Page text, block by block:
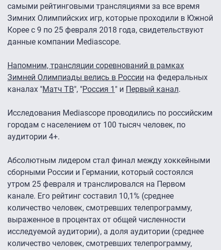
самыми рейтинговыми трансляциями за все время
Зимних Олимпийских игр, которые проходили в Южной
Корее с 9 по 25 февраля 2018 года, свидетельствуют
данные компании Mediascope.
Напомним, трансляции соревнований в рамках
Зимней Олимпиады велись в России на федеральных
каналах "Матч ТВ", "Россия 1 " и Первый канал.
Исследования Mediascope проводились по российским
городам с населением от 100 тысяч человек, по
аудитории 4+.
Абсолютным лидером стал финал между хоккейными
сборными России и Германии, который состоялся
утром 25 февраля и транслировался на Первом
канале. Его рейтинг составил 10,1% (среднее
количество человек, смотревших телепрограмму,
выраженное в процентах от общей численности
исследуемой аудитории), а доля аудитории (среднее
количество человек, смотревших телепрограмму,